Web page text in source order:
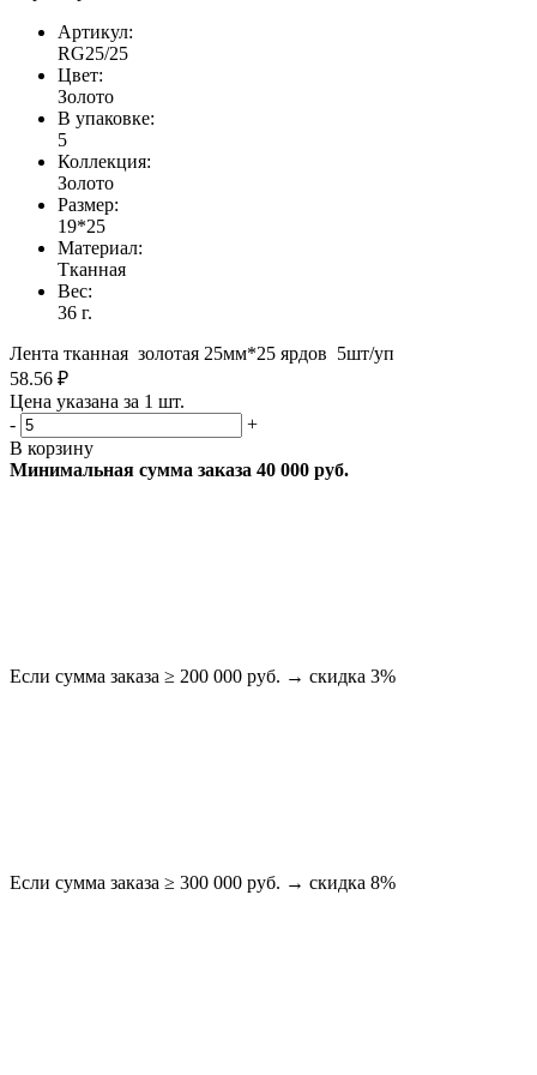
Артикул:
RG25/25
Цвет:
Золото
В упаковке:
5
Коллекция:
Золото
Размер:
19*25
Материал:
Тканная
Вес:
36 г.
Лента тканная золотая 25мм*25 ярдов 5шт/уп
58.56 ₽
Цена указана за 1 шт.
-
+
В корзину
Минимальная сумма заказа 40 000 руб.
Если сумма заказа ≥ 200 000 руб. → скидка 3%
Если сумма заказа ≥ 300 000 руб. → скидка 8%